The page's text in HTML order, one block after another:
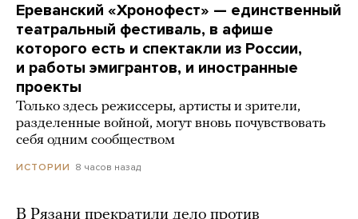
Ереванский «Хронофест» — единственный
театральный фестиваль, в афише
которого есть и спектакли из России,
и работы эмигрантов, и иностранные
проекты
Только здесь режиссеры, артисты и зрители,
разделенные войной, могут вновь почувствовать
себя одним сообществом
ИСТОРИИ 8 часов назад
В Рязани прекратили дело против